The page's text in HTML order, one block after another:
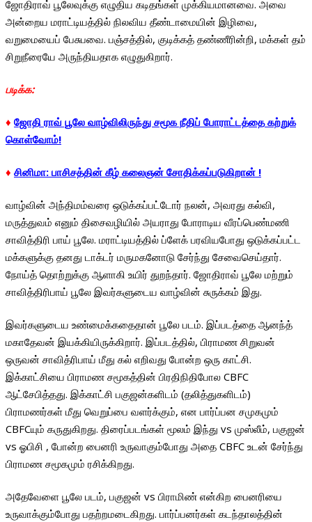
ஜோதிராவ் பூலேவுக்கு எழுதிய கடிதங்கள் முக்கியமானவை. அவை
அன்றைய மராட்டியத்தில் நிலவிய தீண்டாமையின் இழிவை,
வறுமையைப் பேசுபவை. பஞ்சத்தில், குடிக்கத் தண்ணீரின்றி, மக்கள் தம்
சிறுநீரையே அருந்தியதாக எழுதுகிறார்.
படிக்க:
♦ ஜோதி ராவ் பூலே வாழ்விலிருந்து சமூக நீதிப் போராட்டத்தை கற்றுக்
கொள்வோம்!
♦ சினிமா: பாசிசத்தின் கீழ் கலைஞன் சோதிக்கப்படுகிறான் !
வாழ்வின் அந்திமம்வரை ஒடுக்கப்பட்டோர் நலன், அவரது கல்வி,
மருத்துவம் எனும் திசைவழியில் அயராது போராடிய வீரப்பெண்மணி
சாவித்திரி பாய் பூலே. மராட்டியத்தில் ப்ளேக் பரவியபோது ஒடுக்கப்பட்ட
மக்களுக்கு தனது டாக்டர் மருமகனோடு சேர்ந்து சேவைசெய்தார்.
நோய்த் தொற்றுக்கு ஆளாகி உயிர் துறந்தார். ஜோதிராவ் பூலே மற்றும்
சாவித்திரிபாய் பூலே இவர்களுடைய வாழ்வின் சுருக்கம் இது.
இவர்களுடைய உண்மைக்கதைதான் பூலே படம். இப்படத்தை ஆனந்த்
மகாதேவன் இயக்கியிருக்கிறார். இப்படத்தில், பிராமண சிறுவன்
ஒருவன் சாவித்ரிபாய் மீது கல் எறிவது போன்ற ஒரு காட்சி.
இக்காட்சியை பிராமண சமூகத்தின் பிரதிநிதிபோல CBFC
ஆட்சேபித்தது. இக்காட்சி பகுஜன்களிடம் (தலித்துகளிடம்)
பிராமணர்கள் மீது வெறுப்பை வளர்க்கும், என பார்ப்பன சமுகமும்
CBFCயும் கருதுகிறது. திரைப்படங்கள் மூலம் இந்து vs முஸ்லீம், பகுஜன்
vs ஓபிசி , போன்ற பைனரி உருவாகும்போது அதை CBFC உடன் சேர்ந்து
பிராமண சமூகமும் ரசிக்கிறது.
அதேவேளை பூலே படம், பகுஜன் vs பிராமிண் என்கிற பைனரியை
உருவாக்கும்போது பதற்றமடைகிறது. பார்ப்பனர்கள் கடந்தாலத்தின்